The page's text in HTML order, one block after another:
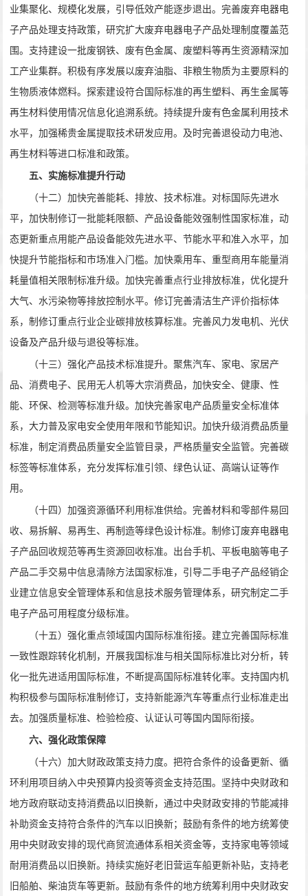
业集聚化、规模化发展，引导低效产能逐步退出。完善废弃电器电
子产品处理支持政策，研究扩大废弃电器电子产品处理制度覆盖范
围。支持建设一批废钢铁、废有色金属、废塑料等再生资源精深加
工产业集群。积极有序发展以废弃油脂、非粮生物质为主要原料的
生物质液体燃料。探索建设符合国际标准的再生塑料、再生金属等
再生材料使用情况信息化追溯系统。持续提升废有色金属利用技术
水平，加强稀贵金属提取技术研发应用。及时完善退役动力电池、
再生材料等进口标准和政策。
五、实施标准提升行动
（十二）加快完善能耗、排放、技术标准。对标国际先进水
平，加快制修订一批能耗限额、产品设备能效强制性国家标准，动
态更新重点用能产品设备能效先进水平、节能水平和准入水平，加
快提升节能指标和市场准入门槛。加快乘用车、重型商用车能量消
耗量值相关限制标准升级。加快完善重点行业排放标准，优化提升
大气、水污染物等排放控制水平。修订完善清洁生产评价指标体
系，制修订重点行业企业碳排放核算标准。完善风力发电机、光伏
设备及产品升级与退役等标准。
（十三）强化产品技术标准提升。聚焦汽车、家电、家居产
品、消费电子、民用无人机等大宗消费品，加快安全、健康、性
能、环保、检测等标准升级。加快完善家电产品质量安全标准体
系，大力普及家电安全使用年限和节能知识。加快升级消费品质量
标准，制定消费品质量安全监管目录，严格质量安全监管。完善碳
标签等标准体系，充分发挥标准引领、绿色认证、高端认证等作
用。
（十四）加强资源循环利用标准供给。完善材料和零部件易回
收、易拆解、易再生、再制造等绿色设计标准。制修订废弃电器电
子产品回收规范等再生资源回收标准。出台手机、平板电脑等电子
产品二手交易中信息清除方法国家标准，引导二手电子产品经销企
业建立信息安全管理体系和信息技术服务管理体系，研究制定二手
电子产品可用程度分级标准。
（十五）强化重点领域国内国际标准衔接。建立完善国际标准
一致性跟踪转化机制，开展我国标准与相关国际标准比对分析，转
化一批先进适用国际标准，不断提高国际标准转化率。支持国内机
构积极参与国际标准制修订，支持新能源汽车等重点行业标准走出
去。加强质量标准、检验检疫、认证认可等国内国际衔接。
六、强化政策保障
（十六）加大财政政策支持力度。把符合条件的设备更新、循
环利用项目纳入中央预算内投资等资金支持范围。坚持中央财政和
地方政府联动支持消费品以旧换新，通过中央财政安排的节能减排
补助资金支持符合条件的汽车以旧换新；鼓励有条件的地方统筹使
用中央财政安排的现代商贸流通体系相关资金等，支持家电等领域
耐用消费品以旧换新。持续实施好老旧营运车船更新补贴，支持老
旧船舶、柴油货车等更新。鼓励有条件的地方统筹利用中央财政安